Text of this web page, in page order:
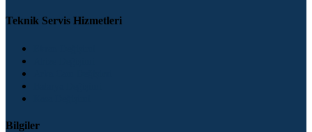
Teknik Servis Hizmetleri
Bilgiler